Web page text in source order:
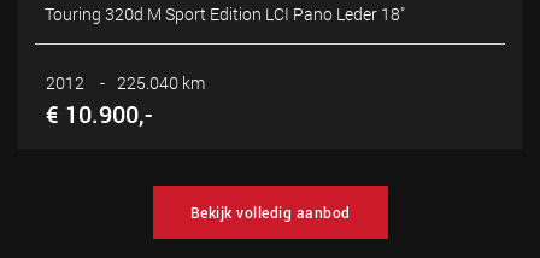
Touring 320d M Sport Edition LCI Pano Leder 18"
2012 - 225.040 km
€ 10.900,-
Bekijk volledig aanbod